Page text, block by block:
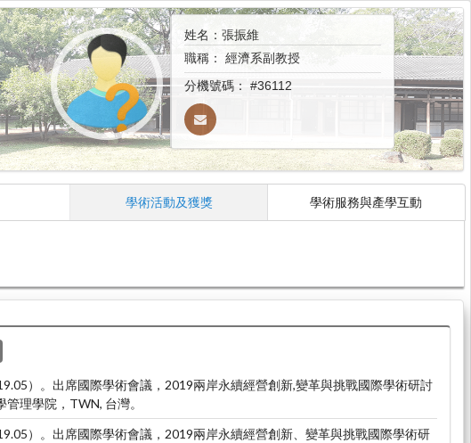
姓名：張振維
職稱： 經濟系副教授
分機號碼： #36112
學術活動及獲獎 學術服務與產學互動
）。出席國際學術會議，2019兩岸永續經營創新,變革與挑戰國際學術研討
管理學院，TWN, 台灣。
）。出席國際學術會議，2019兩岸永續經營創新、變革與挑戰國際學術研